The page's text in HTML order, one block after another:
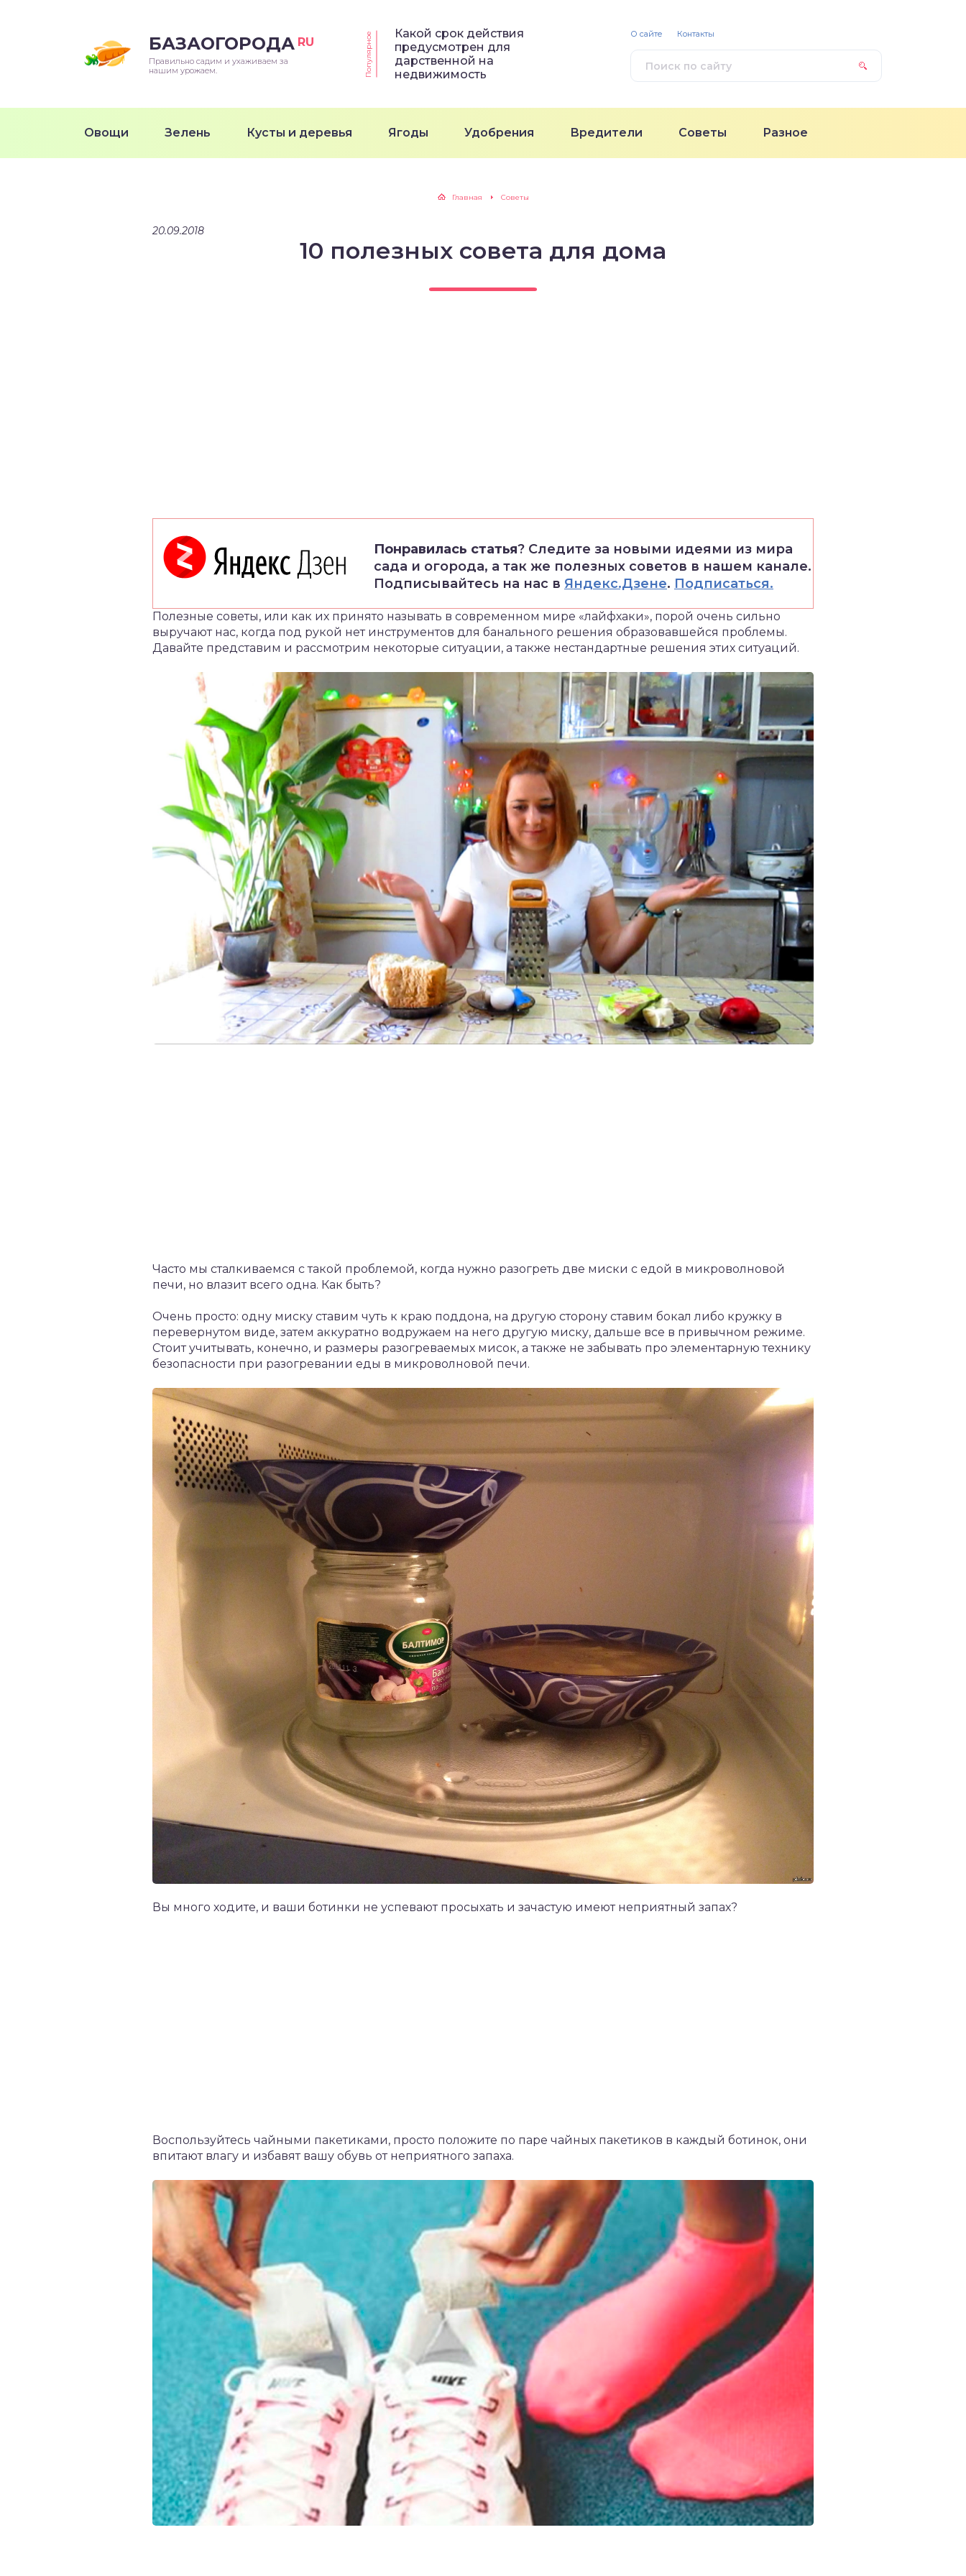
БАЗАОГОРОДА RU
Правильно садим и ухаживаем за
нашим урожаем.
Популярное
Какой срок действия
предусмотрен для
дарственной на
недвижимость
Овощи Зелень Кусты и деревья Ягоды Удобрения Вредители Советы Разное
О сайте Контакты
Главная Советы
20.09.2018
10 полезных совета для дома
Понравилась статья? Следите за новыми идеями из мира
сада и огорода, а так же полезных советов в нашем канале.
Подписывайтесь на нас в Яндекс.Дзене. Подписаться.
Полезные советы, или как их принято называть в современном мире «лайфхаки», порой очень сильно
выручают нас, когда под рукой нет инструментов для банального решения образовавшейся проблемы.
Давайте представим и рассмотрим некоторые ситуации, а также нестандартные решения этих ситуаций.
Часто мы сталкиваемся с такой проблемой, когда нужно разогреть две миски с едой в микроволновой
печи, но влазит всего одна. Как быть?
Очень просто: одну миску ставим чуть к краю поддона, на другую сторону ставим бокал либо кружку в
перевернутом виде, затем аккуратно водружаем на него другую миску, дальше все в привычном режиме.
Стоит учитывать, конечно, и размеры разогреваемых мисок, а также не забывать про элементарную технику
безопасности при разогревании еды в микроволновой печи.
Вы много ходите, и ваши ботинки не успевают просыхать и зачастую имеют неприятный запах?
Воспользуйтесь чайными пакетиками, просто положите по паре чайных пакетиков в каждый ботинок, они
впитают влагу и избавят вашу обувь от неприятного запаха.